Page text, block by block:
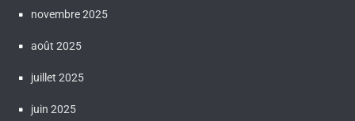
novembre 2025
août 2025
juillet 2025
juin 2025